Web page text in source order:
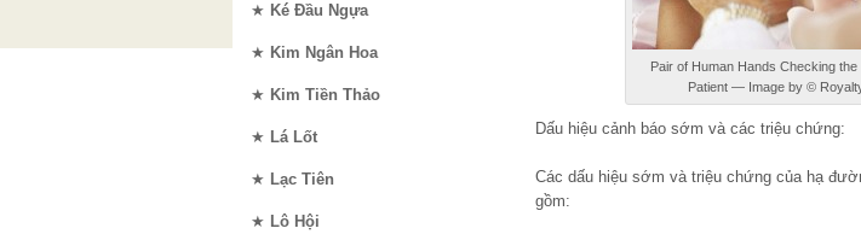
Pair of Human Hands Checking
Patient — Image by ©
Dấu hiệu cảnh báo sớm và các triệu chứng:
Các dấu hiệu sớm và triệu chứng của hạ
gồm:
★ Ké Đầu Ngựa
★ Kim Ngân Hoa
★ Kim Tiền Thảo
★ Lá Lốt
★ Lạc Tiên
★ Lô Hội